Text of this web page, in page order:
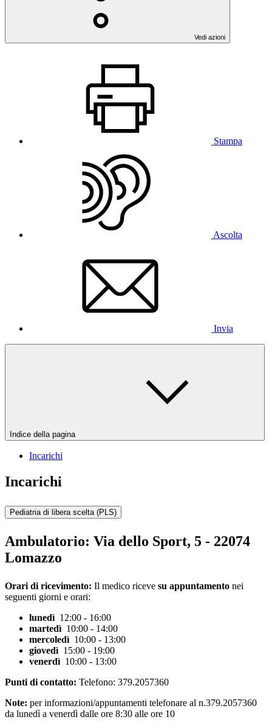
Vedi azioni
Stampa
Ascolta
Invia
Indice della pagina
Incarichi
Incarichi
Pediatria di libera scelta (PLS)
Ambulatorio: Via dello Sport, 5 - 22074
Lomazzo
Orari di ricevimento: Il medico riceve su appuntamento nei
seguenti giorni e orari:
lunedì 12:00 - 16:00
martedì 10:00 - 14:00
mercoledì 10:00 - 13:00
giovedì 15:00 - 19:00
venerdì 10:00 - 13:00
Punti di contatto: Telefono: 379.2057360
Note: per informazioni/appuntamenti telefonare al n.379.2057360
da lunedì a venerdì dalle ore 8:30 alle ore 10